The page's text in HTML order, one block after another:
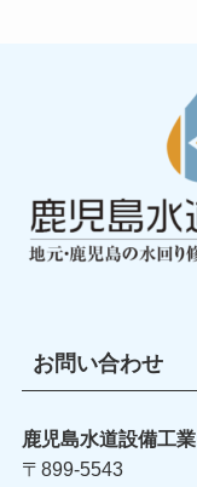
お問い合わせ
鹿児島水道設備工業
〒899-5543